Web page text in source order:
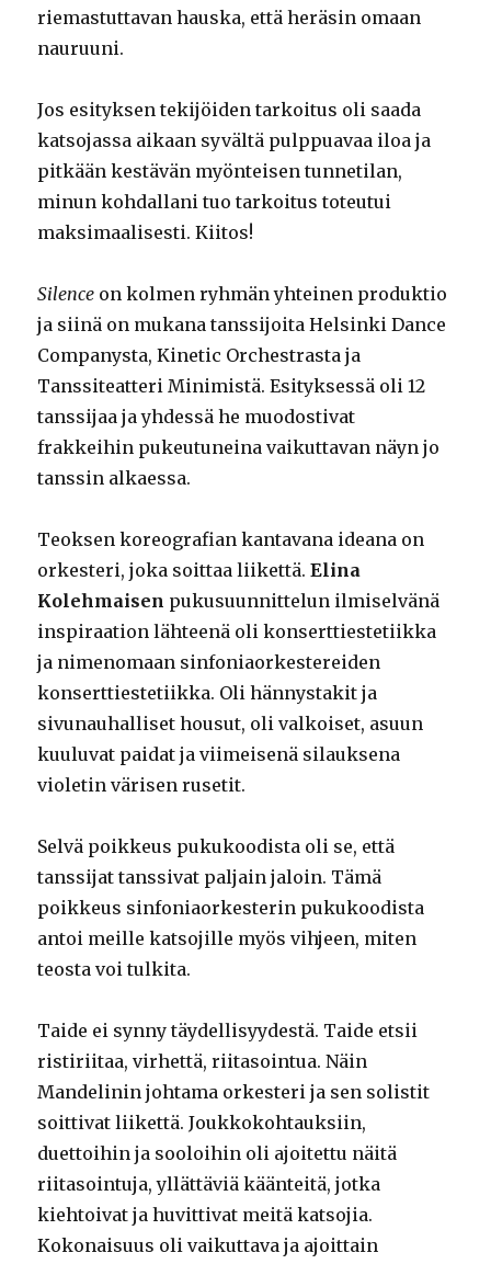
riemastuttavan hauska, että heräsin omaan
nauruuni.
Jos esityksen tekijöiden tarkoitus oli saada
katsojassa aikaan syvältä pulppuavaa iloa ja
pitkään kestävän myönteisen tunnetilan,
minun kohdallani tuo tarkoitus toteutui
maksimaalisesti. Kiitos!
Silence on kolmen ryhmän yhteinen produktio
ja siinä on mukana tanssijoita Helsinki Dance
Companysta, Kinetic Orchestrasta ja
Tanssiteatteri Minimistä. Esityksessä oli 12
tanssijaa ja yhdessä he muodostivat
frakkeihin pukeutuneina vaikuttavan näyn jo
tanssin alkaessa.
Teoksen koreografian kantavana ideana on
orkesteri, joka soittaa liikettä.Elina
Kolehmaisen pukusuunnittelun ilmiselvänä
inspiraation lähteenä oli konserttiestetiikka
ja nimenomaan sinfoniaorkestereiden
konserttiestetiikka. Oli hännystakit ja
sivunauhalliset housut, oli valkoiset, asuun
kuuluvat paidat ja viimeisenä silauksena
violetin värisen rusetit.
Selvä poikkeus pukukoodista oli se, että
tanssijat tanssivat paljain jaloin. Tämä
poikkeus sinfoniaorkesterin pukukoodista
antoi meille katsojille myös vihjeen, miten
teosta voi tulkita.
Taide ei synny täydellisyydestä. Taide etsii
ristiriitaa, virhettä, riitasointua. Näin
Mandelinin johtama orkesteri ja sen solistit
soittivat liikettä. Joukkokohtauksiin,
duettoihin ja sooloihin oli ajoitettu näitä
riitasointuja, yllättäviä käänteitä, jotka
kiehtoivat ja huvittivat meitä katsojia.
Kokonaisuus oli vaikuttava ja ajoittain